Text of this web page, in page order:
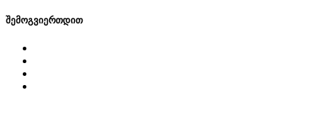
შემოგვიერთდით